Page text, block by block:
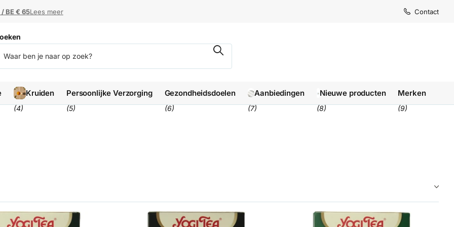
BE € 65Lees meer
BE € 65 Levertijd1-3
Levertijd1-3
Contact
Kruiden
(4)
Persoonlijke Verzorging
(5)
Gezondheidsdoelen
(6)
Aanbiedingen
(7)
Nieuwe producten
(8)
Merken
(9)